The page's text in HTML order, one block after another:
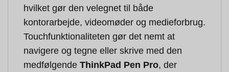
hvilket gør den velegnet til både
kontorarbejde, videomøder og medieforbrug.
Touchfunktionaliteten gør det nemt at
navigere og tegne eller skrive med den
medfølgende ThinkPad Pen Pro, der